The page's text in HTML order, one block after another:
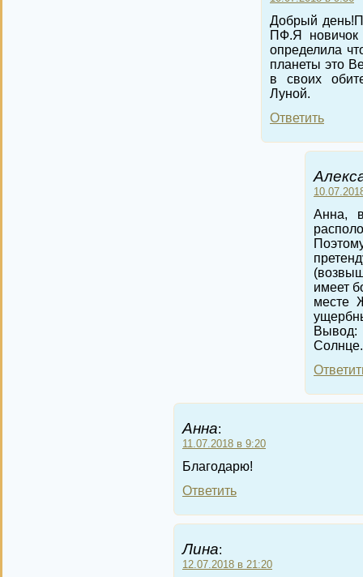
Добрый
ПФ.Я новичок
определила
планеты это
в своих
Луной.
Ответить
Анна,
имеет
месте
Солнце.
Анна:
11.07.2018 в 9:20
Благодарю!
Ответить
Лина:
12.07.2018 в 21:20